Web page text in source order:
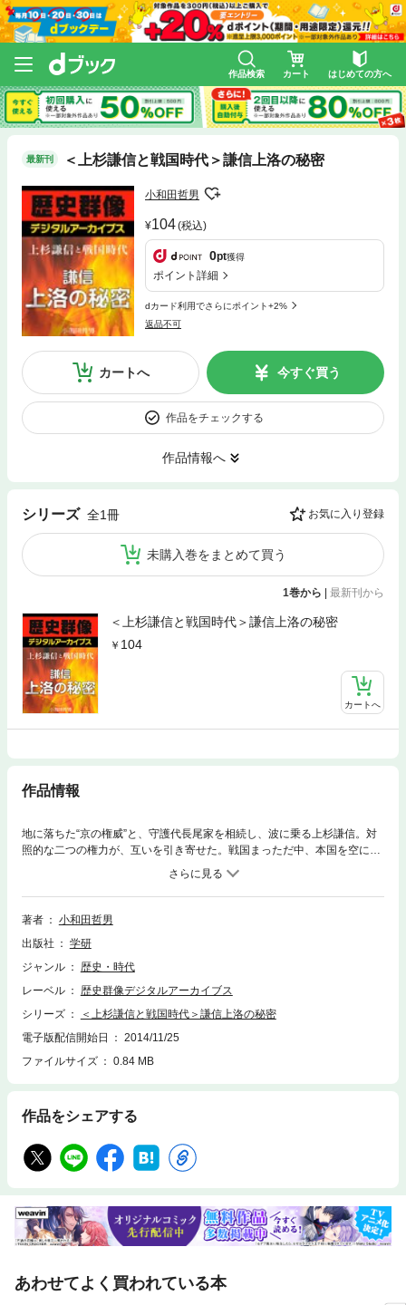
作品検索 カート はじめての方へ
最新刊 ＜上杉謙信と戦国時代＞謙信上洛の秘密
小和田哲男
104(税込)
0pt獲得
ポイント詳細
dカード利用でさらにポイント+2%
返品不可
カートへ 今すぐ買う
作品をチェックする
作品情報へ
シリーズ 全1冊 お気に入り登録
未購入巻をまとめて買う
1巻から | 最新刊から
＜上杉謙信と戦国時代＞謙信上洛の秘密
104
カートへ
作品情報
地に落ちた“京の権威”と、守護代長尾家を相続し、波に乗る上杉謙信。対
照的な二つの権力が、互いを引き寄せた。戦国まっただ中、本国を空にし
てまで、上洛する必要がどこにあったのか。主役が目まぐるしく入れ替わ
る時代、謙信二度の上洛を位置づける。
著者
小和田哲男
出版社
学研
ジャンル
歴史・時代
レーベル
歴史群像デジタルアーカイブス
シリーズ
＜上杉謙信と戦国時代＞謙信上洛の秘密
電子版配信開始日
2014/11/25
ファイルサイズ
0.84 MB
作品をシェアする
あわせてよく買われている本